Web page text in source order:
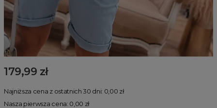
179,99 zł
Najniższa cena z ostatnich 30 dni: 0,00 zł
Nasza pierwsza cena: 0,00 zł